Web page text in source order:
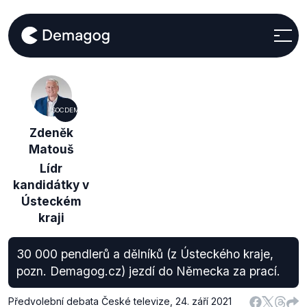
SOCDEM
Zdeněk
Matouš
Lídr
kandidátky v
Ústeckém
kraji
30 000 pendlerů a dělníků (z Ústeckého kraje,
pozn. Demagog.cz) jezdí do Německa za prací.
Předvolební debata České televize 24. září 2021